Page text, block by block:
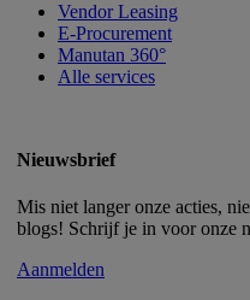
Vendor Leasing
E-Procurement
Manutan 360°
Alle services
Nieuwsbrief
Mis niet langer onze acties,
blogs! Schrijf je in voor onze
Aanmelden